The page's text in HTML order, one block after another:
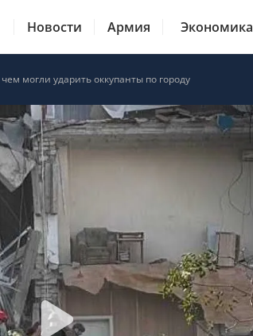
Новости Армия Экономика
могли ударить оккупанты по городу